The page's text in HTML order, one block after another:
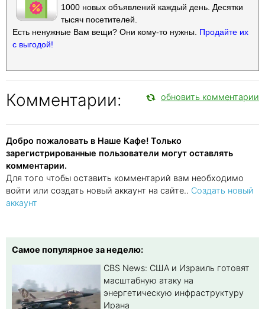
1000 новых объявлений каждый день. Десятки
тысяч посетителей.
Есть ненужные Вам вещи? Они кому-то нужны. Продайте их
с выгодой!
Комментарии: обновить комментарии
Добро пожаловать в Наше Кафе! Только
зарегистрированные пользователи могут оставлять
комментарии.
Для того чтобы оставить комментарий вам необходимо
войти или создать новый аккаунт на сайте.. Создать новый
аккаунт
Самое популярное за неделю:
CBS News: США и Израиль готовят
масштабную атаку на
энергетическую инфраструктуру
Ирана